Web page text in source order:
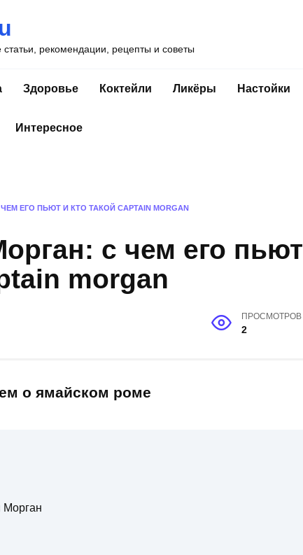
рекомендации, рецепты и советы
Здоровье Коктейли Ликёры Настойки
Интересное
ЕГО ПЬЮТ И КТО ТАКОЙ CAPTAIN MORGAN
с чем его пьют
morgan
ПРОСМОТРОВ
2
о ямайском роме
Морган